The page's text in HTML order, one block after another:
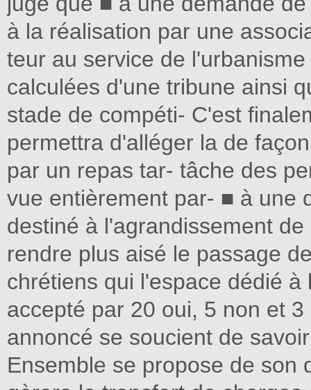
à la réalisation par une
teur au service de
calculées d'une tribune ainsi
stade de compéti- C'est
permettra d'alléger la de
par un repas tar- tâche des
vue entièrement par- ■ à une
destiné à l'agrandissement
rendre plus aisé le passage
chrétiens qui l'espace dédié à
accepté par 20 oui, 5 non et
annoncé se soucient de
Ensemble se propose de son